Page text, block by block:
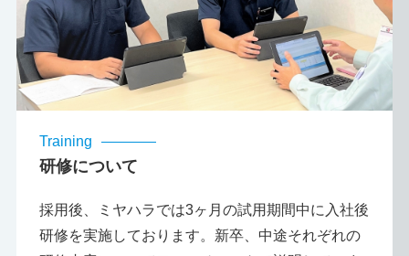
Training
研修について
採用後、ミヤハラでは3ヶ月の試用期間中に入社後
研修を実施しております。新卒、中途それぞれの